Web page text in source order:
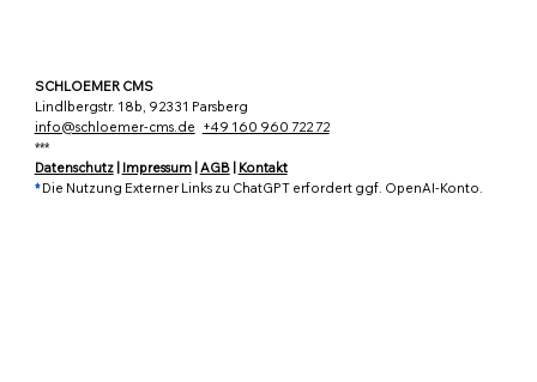
SCHLOEMER CMS
Lindlbergstr. 18b, 92331 Parsberg
info@schloemer-cms.de +49 160 960 722 72
***
Datenschutz| Impressum| AGB| Kontakt
*Die Nutzung Externer Links zu ChatGPT erfordert ggf. OpenAI-Konto.